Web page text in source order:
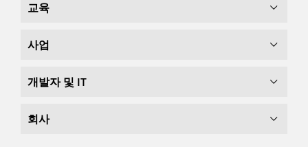
교육
사업
개발자 및 IT
회사